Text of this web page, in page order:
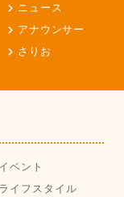
ニュース
アナウンサー
さりお
イベント
ライフスタイル